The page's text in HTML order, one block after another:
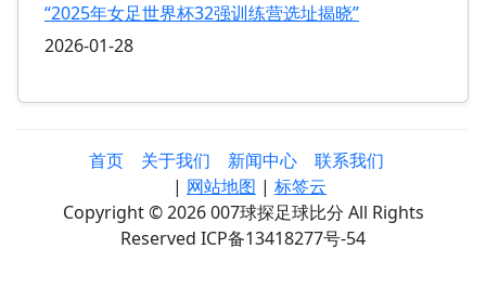
“2025年女足世界杯32强训练营选址揭晓”
2026-01-28
首页 关于我们 新闻中心
联系我们
| 网站地图 | 标签云
Copyright © 2026 007球探足球比分 All Rights
Reserved ICP备13418277号-54